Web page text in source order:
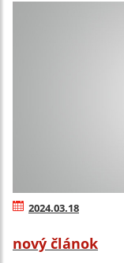
2024.03.18
nový článok